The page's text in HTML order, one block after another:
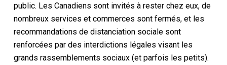
public. Les Canadiens sont invités à rester chez eux, de
nombreux services et commerces sont fermés, et les
recommandations de distanciation sociale sont
renforcées par des interdictions légales visant les
grands rassemblements sociaux (et parfois les petits).